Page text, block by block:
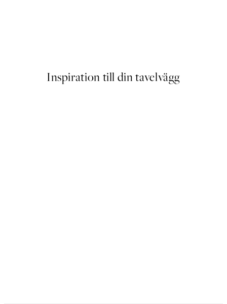
Inspiration till din tavelvägg